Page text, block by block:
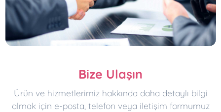
Bize Ulaşın
Ürün ve hizmetlerimiz hakkında daha detaylı bilgi
almak için e-posta, telefon veya iletişim formumuz